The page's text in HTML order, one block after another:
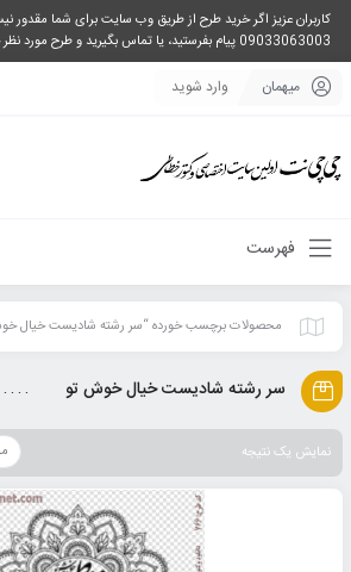
کاربران عزیز اگر خرید طرح از طریق وب سایت برای شما مقدور
09033063003 پیام بفرستید، یا تماس بگیرید و طرح مورد نظر خود را دریافت نمایید.
میهمان وارد شوید
فهرست
محصولات برچسب خورده “سر رشته شادیست خیال
سر رشته شادیست خیال خوش تو
نمایش یک نتیجه